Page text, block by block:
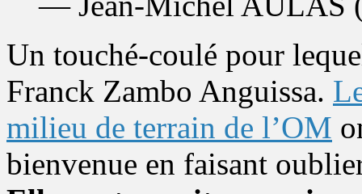
Un touché-coulé pour
Franck Zambo Anguissa.
milieu de terrain de l’OM
bienvenue en faisant